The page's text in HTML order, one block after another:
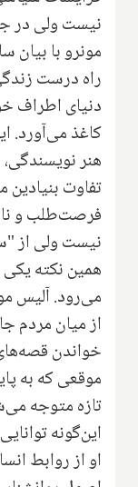
نیست ولی در
مونرو با بیان
راه درست
دنیای اطراف
کاغذ می‌آورد.
هنر
تفاوت بنیادین
فرصت‌طلب و
نیست ولی از
همین نکته
می‌رود. آلیس
از میان مردم
خواندن
موقعی که به
تازه متوجه
این‌گونه
او از روابط